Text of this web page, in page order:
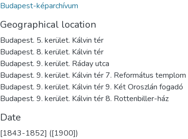
Budapest-képarchívum
Geographical location
Budapest. 5. kerület. Kálvin tér
Budapest. 8. kerület. Kálvin tér
Budapest. 9. kerület. Ráday utca
Budapest. 9. kerület. Kálvin tér 7. Református templom
Budapest. 9. kerület. Kálvin tér 9. Két Oroszlán fogadó
Budapest. 9. kerület. Kálvin tér 8. Rottenbiller-ház
Date
[1843-1852] ([1900])